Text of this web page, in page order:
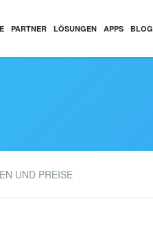
PARTNER LÖSUNGEN APPS BLOG
UND PREISE